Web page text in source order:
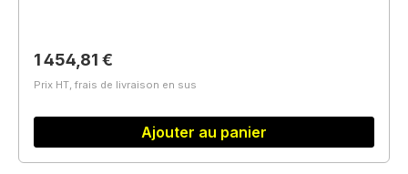
Prix régulier :
1 454,81 €
Prix HT, frais de livraison en sus
Ajouter au panier